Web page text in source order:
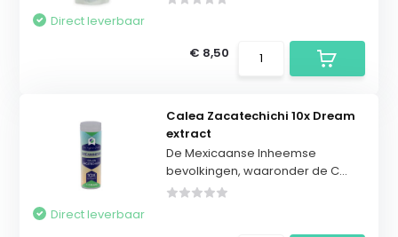
Direct leverbaar
€ 8,50
Calea Zacatechichi 10x Dream
extract
De Mexicaanse Inheemse
bevolkingen, waaronder de C...
Direct leverbaar